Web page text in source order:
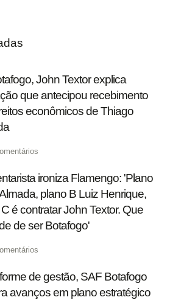
John Textor explica
que antecipou recebimento
econômicos de Thiago
ironiza Flamengo: 'Plano
plano B Luiz Henrique,
é contratar John Textor. Que
de ser Botafogo'
de gestão, SAF Botafogo
avanços em plano estratégico